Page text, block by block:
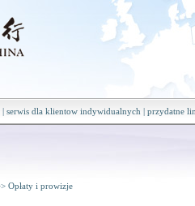
| serwis dla klientow indywidualnych | przydatne
Opłaty i prowizje